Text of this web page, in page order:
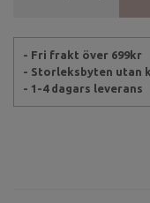
- Fri frakt över 699kr
- Storleksbyten utan
- 1-4 dagars leverans